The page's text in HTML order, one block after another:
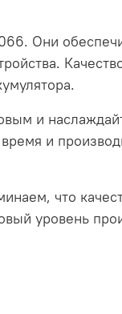
Они
и
и
что
уровень